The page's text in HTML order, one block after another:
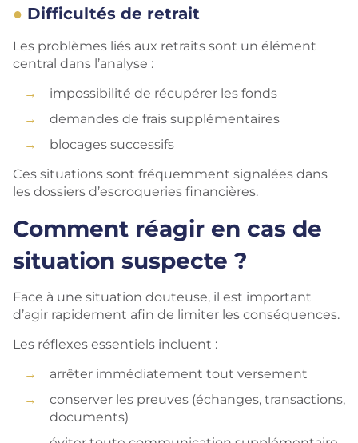
Difficultés de retrait
Les problèmes liés aux retraits sont un élément
central dans l’analyse :
impossibilité de récupérer les fonds
demandes de frais supplémentaires
blocages successifs
Ces situations sont fréquemment signalées dans
les dossiers d’escroqueries financières.
Comment réagir en cas de
situation suspecte ?
Face à une situation douteuse, il est important
d’agir rapidement afin de limiter les conséquences.
Les réflexes essentiels incluent :
arrêter immédiatement tout versement
conserver les preuves (échanges, transactions,
documents)